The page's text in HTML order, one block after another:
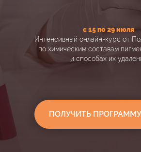
с 15 по 29 июля
Интенсивный онлайн-курс от
по химическим составам
и способах их
ПОЛУЧИТЬ